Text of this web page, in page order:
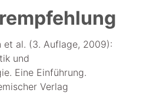
et al. (3. Auflage, 2009):
und
Eine Einführung.
Verlag